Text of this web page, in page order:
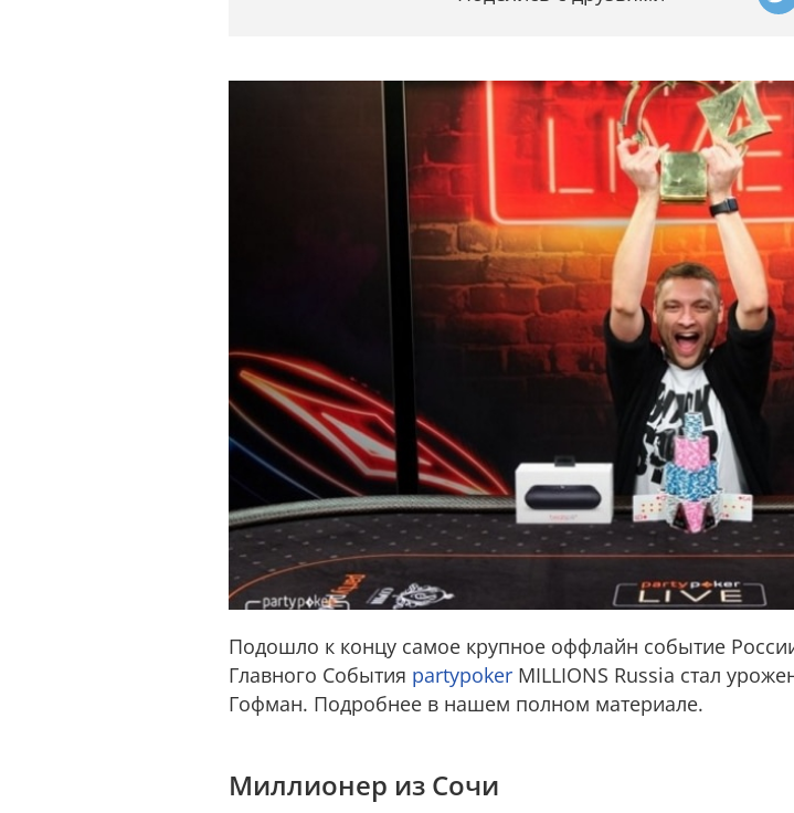
Подошло к концу самое крупное оффлайн событие
Главного События partypoker MILLIONS Russia стал
Гофман. Подробнее в нашем полном материале.
Миллионер из Сочи